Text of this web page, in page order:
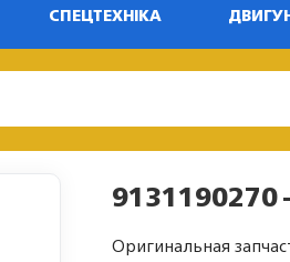
СПЕЦТЕХНІКА
9131190270
Оригинальная